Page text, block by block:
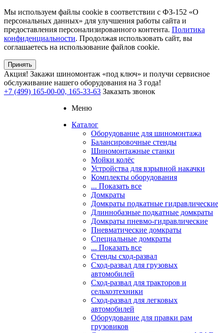
Мы используем файлы cookie в соответствии с ФЗ-152 «О
персональных данных» для улучшения работы сайта и
предоставления персонализированного контента. Политика
конфиденциальности. Продолжая использовать сайт, вы
соглашаетесь на использование файлов cookie.
Принять
Акция! Закажи шиномонтаж «под ключ» и получи сервисное
обслуживание нашего оборудования на 3 года!
+7 (499) 165-00-00, 165-33-63 Заказать звонок
Меню
Каталог
Оборудование для шиномонтажа
Балансировочные стенды
Шиномонтажные станки
Мойки колёс
Устройства для взрывной накачки
Комплекты оборудования
... Показать все
Домкраты
Домкраты подкатные гидравлические
Длиннобазные подкатные домкраты
Домкраты пневмо-гидравлические
Пневматические домкраты
Специальные домкраты
... Показать все
Стенды сход-развал
Сход-развал для грузовых
автомобилей
Сход-развал для тракторов и
сельхозтехники
Сход-развал для легковых
автомобилей
Оборудование для правки рам
грузовиков